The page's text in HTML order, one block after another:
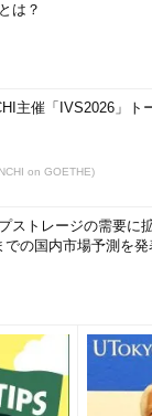
は？
主催「IVS2026」ト
on GOETHE)
ストレージの需要
での国内市場予測を発